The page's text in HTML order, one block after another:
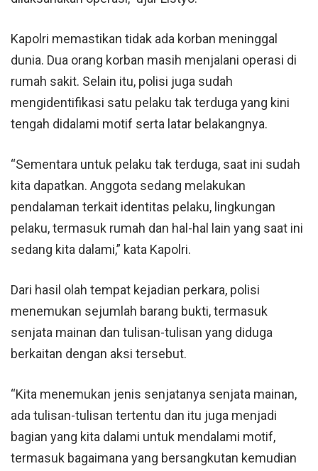
Kapolri memastikan tidak ada korban meninggal
dunia. Dua orang korban masih menjalani operasi di
rumah sakit. Selain itu, polisi juga sudah
mengidentifikasi satu pelaku tak terduga yang kini
tengah didalami motif serta latar belakangnya.
“Sementara untuk pelaku tak terduga, saat ini sudah
kita dapatkan. Anggota sedang melakukan
pendalaman terkait identitas pelaku, lingkungan
pelaku, termasuk rumah dan hal-hal lain yang saat ini
sedang kita dalami,” kata Kapolri.
Dari hasil olah tempat kejadian perkara, polisi
menemukan sejumlah barang bukti, termasuk
senjata mainan dan tulisan-tulisan yang diduga
berkaitan dengan aksi tersebut.
“Kita menemukan jenis senjatanya senjata mainan,
ada tulisan-tulisan tertentu dan itu juga menjadi
bagian yang kita dalami untuk mendalami motif,
termasuk bagaimana yang bersangkutan kemudian